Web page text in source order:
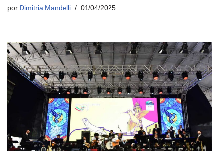
por Dimitria Mandelli 01/04/2025